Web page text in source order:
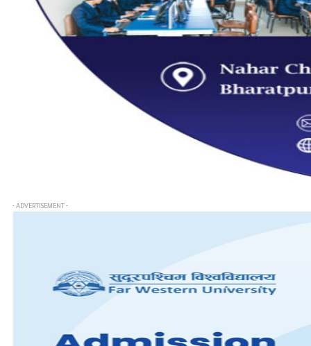
- ADVERTISEMENT -